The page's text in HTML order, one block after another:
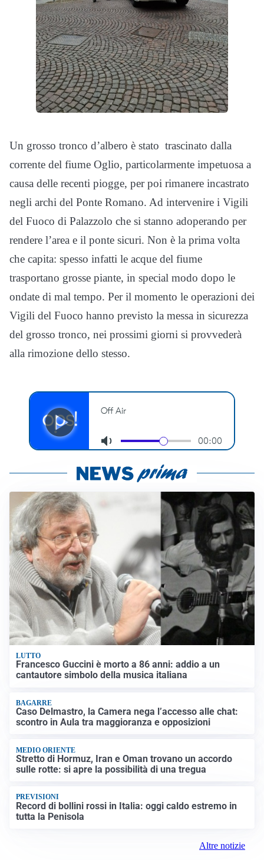
Un grosso tronco d’albero è stato trascinato dalla
corrente del fiume Oglio, particolarmente impetuosa a
causa delle recenti piogge, per poi rimanere incastrato
negli archi del Ponte Romano. Ad intervenire i Vigili
del Fuoco di Palazzolo che si stanno adoperando per
rendere l’area e il ponte sicuri. Non è la prima volta
che capita: spesso infatti le acque del fiume
trasportano grosse piante, in special modo dopo le
ondate di mal tempo. Per il momento le operazioni dei
Vigili del Fuoco hanno previsto la messa in sicurezza
del grosso tronco, nei prossimi giorni si provvederà
alla rimozione dello stesso.
LUTTO
Francesco Guccini è morto a 86 anni: addio a un
cantautore simbolo della musica italiana
BAGARRE
Caso Delmastro, la Camera nega l’accesso alle chat:
scontro in Aula tra maggioranza e opposizioni
MEDIO ORIENTE
Stretto di Hormuz, Iran e Oman trovano un accordo
sulle rotte: si apre la possibilità di una tregua
PREVISIONI
Record di bollini rossi in Italia: oggi caldo estremo in
tutta la Penisola
Altre notizie